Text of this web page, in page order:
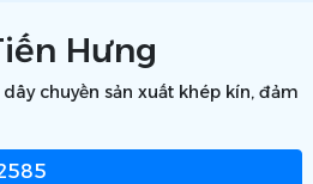
Hưng
chuyền sản xuất khép kín, đảm